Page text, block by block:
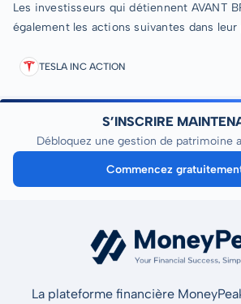
Les investisseurs qui détiennent AVANT
également les actions suivantes dans
TESLA INC ACTION
S’INSCRIRE
Débloquez une gestion de patrimoine
Commencez
La plateforme financière